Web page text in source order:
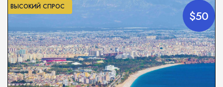
$50
ВЫСОКИЙ СПРОС